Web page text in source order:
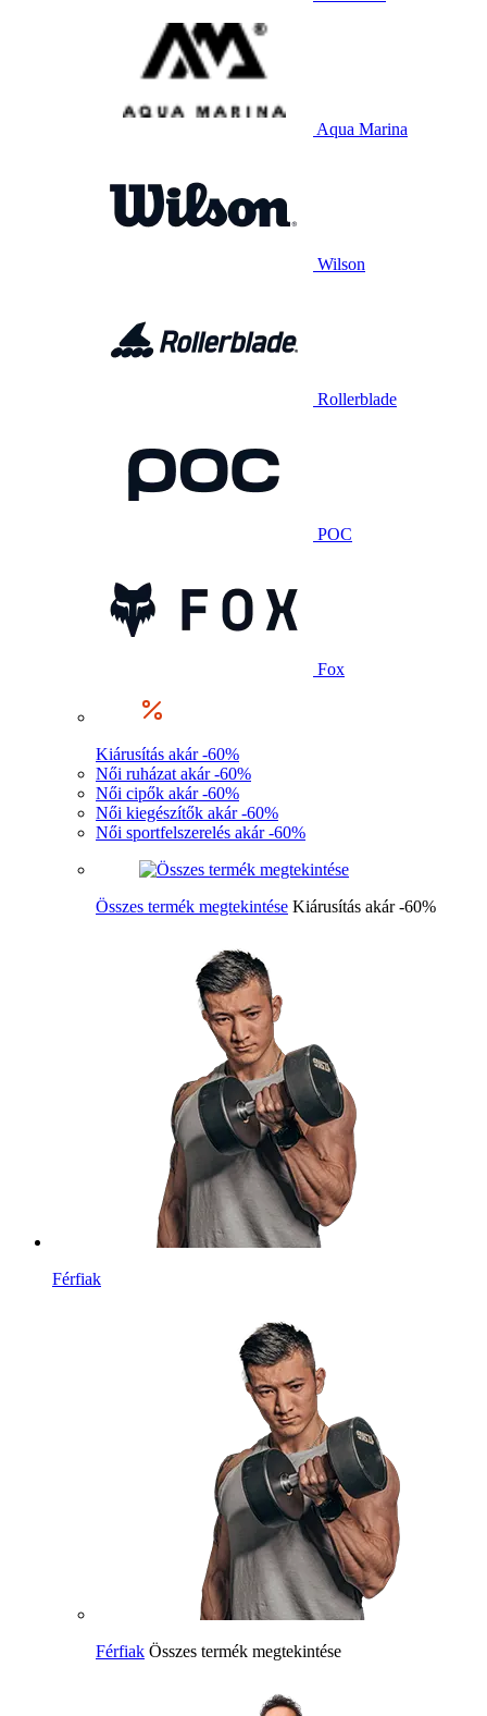
Aqua Marina
Wilson
Rollerblade
POC
Fox
Kiárusítás akár -60%
Női ruházat akár -60%
Női cipők akár -60%
Női kiegészítők akár -60%
Női sportfelszerelés akár -60%
Összes termék megtekintése Kiárusítás akár -60%
Férfiak
Férfiak Összes termék megtekintése